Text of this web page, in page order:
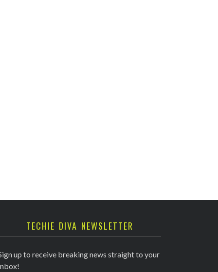
TECHIE DIVA NEWSLETTER
up to receive breaking news straight to your